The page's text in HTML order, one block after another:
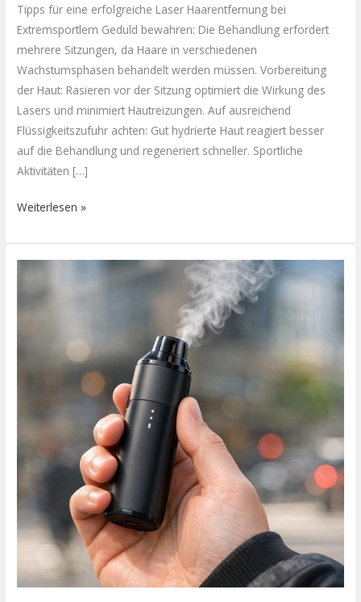
Tipps für eine erfolgreiche Laser Haarentfernung bei
Extremsportlern Geduld bewahren: Die Behandlung erfordert
mehrere Sitzungen, da Haare in verschiedenen
Wachstumsphasen behandelt werden müssen. Vorbereitung
der Haut: Rasieren vor der Sitzung optimiert die Wirkung des
Lasers und minimiert Hautreizungen. Auf ausreichend
Flüssigkeitszufuhr achten: Gut hydrierte Haut reagiert besser
auf die Behandlung und regeneriert schneller. Sportliche
Aktivitäten […]
Weiterlesen »
Wie
moderne
Verdampfer
unterwegs
verbessern